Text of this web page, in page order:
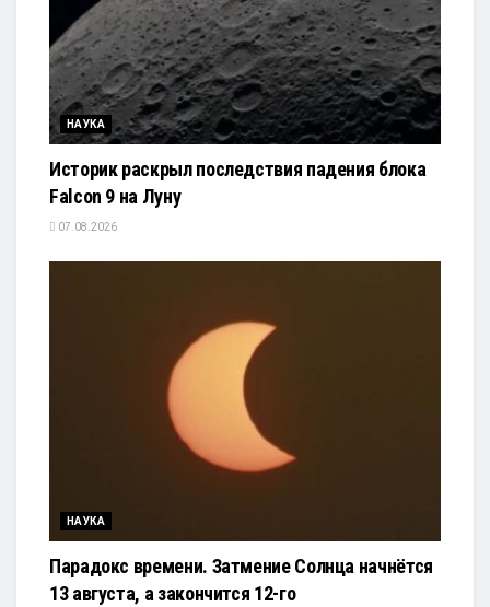
НАУКА
Историк раскрыл последствия падения блока
Falcon 9 на Луну
07.08.2026
НАУКА
Парадокс времени. Затмение Солнца начнётся
13 августа, а закончится 12-го